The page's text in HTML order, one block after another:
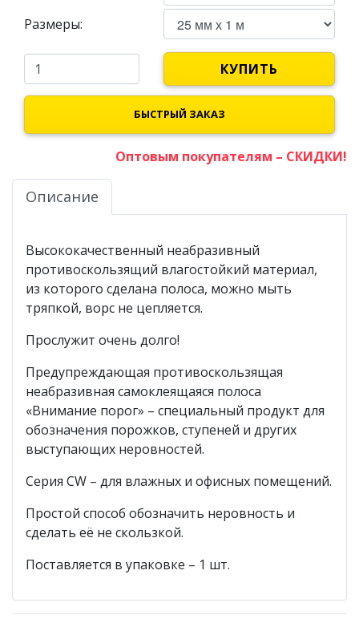
Размеры:
КУПИТЬ
БЫСТРЫЙ ЗАКАЗ
Оптовым покупателям – СКИДКИ!
Описание
Высококачественный неабразивный
противоскользящий влагостойкий материал,
из которого сделана полоса, можно мыть
тряпкой, ворс не цепляется.
Прослужит очень долго!
Предупреждающая противоскользящая
неабразивная самоклеящаяся полоса
«Внимание порог» – специальный продукт для
обозначения порожков, ступеней и других
выступающих неровностей.
Серия CW – для влажных и офисных помещений.
Простой способ обозначить неровность и
сделать её не скользкой.
Поставляется в упаковке – 1 шт.